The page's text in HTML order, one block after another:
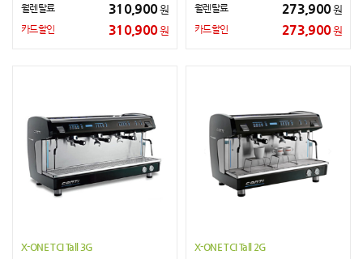
월렌탈료 310,900원
카드할인 310,900원
월렌탈료 273,900원
카드할인 273,900원
X-ONE TCI Tall 3G X-ONE TCI Tall 2G